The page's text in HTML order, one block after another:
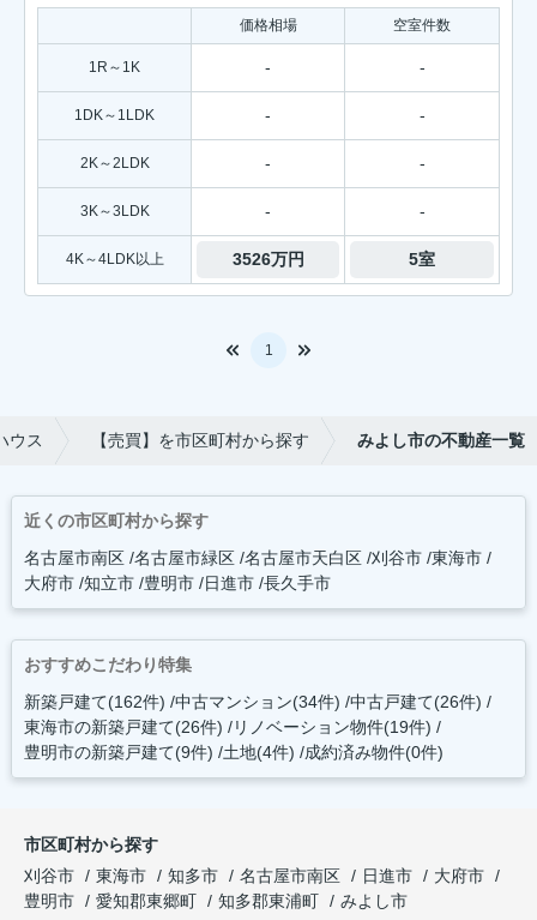
価格相場 空室件数
1R～1K - -
1DK～1LDK - -
2K～2LDK - -
3K～3LDK - -
4K～4LDK以上 3526万円 5室
1
ウス 【売買】を市区町村から探す みよし市の不動産一覧
近くの市区町村から探す
名古屋市南区 名古屋市緑区 名古屋市天白区 刈谷市 東海市
大府市 知立市 豊明市 日進市 長久手市
おすすめこだわり特集
新築戸建て(162件) 中古マンション(34件) 中古戸建て(26件)
東海市の新築戸建て(26件) リノベーション物件(19件)
豊明市の新築戸建て(9件) 土地(4件) 成約済み物件(0件)
市区町村から探す
刈谷市
東海市 知多市 名古屋市南区 日進市
大府市
豊明市
愛知郡東郷町 知多郡東浦町
みよし市